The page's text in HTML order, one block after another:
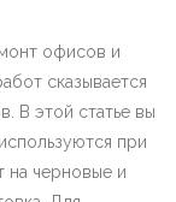
офисов и
сказывается
В этой статье вы
при
на черновые и